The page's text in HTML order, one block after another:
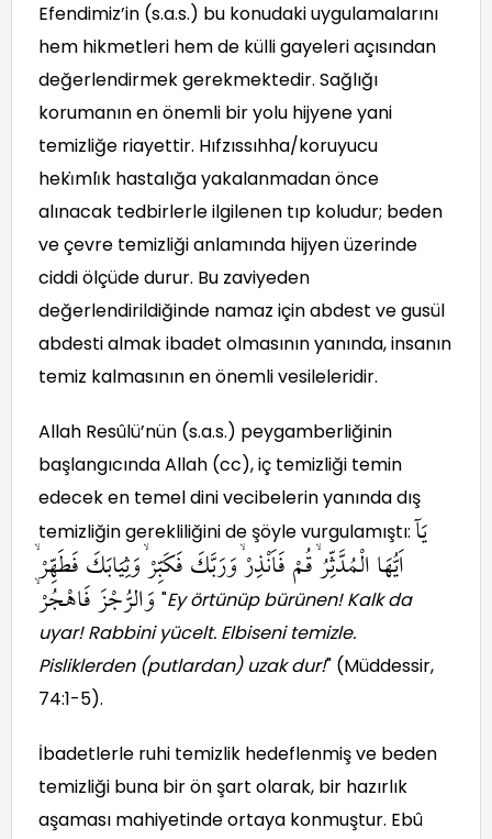
Efendimiz’in (s.a.s.) bu konudaki uygulamalarını
hem hikmetleri hem de külli gayeleri açısından
değerlendirmek gerekmektedir. Sağlığı
korumanın en önemli bir yolu hijyene yani
temizliğe riayettir. Hıfzıssıhha/koruyucu
hekimlik hastalığa yakalanmadan önce
alınacak tedbirlerle ilgilenen tıp koludur; beden
ve çevre temizliği anlamında hijyen üzerinde
ciddi ölçüde durur. Bu zaviyeden
değerlendirildiğinde namaz için abdest ve gusül
abdesti almak ibadet olmasının yanında, insanın
temiz kalmasının en önemli vesileleridir.
Allah Resûlü’nün (s.a.s.) peygamberliğinin
başlangıcında Allah (cc), iç temizliği temin
edecek en temel dini vecibelerin yanında dış
temizliğin gerekliliğini de şöyle vurgulamıştı: يَآ
اَيُّهَا الْمُدَّثِّرُۙ قُمْ فَاَنْذِرْۙ وَرَبَّكَ فَكَبِّرْۙ وَثِيَابَكَ فَطَهِّرْۙ
وَالرُّجْزَ فَاهْجُرْۙ"Ey örtünüp bürünen! Kalk da
uyar! Rabbini yücelt. Elbiseni temizle.
Pisliklerden (putlardan) uzak dur!" (Müddessir,
74:1-5).
İbadetlerle ruhi temizlik hedeflenmiş ve beden
temizliği buna bir ön şart olarak, bir hazırlık
aşaması mahiyetinde ortaya konmuştur. Ebû